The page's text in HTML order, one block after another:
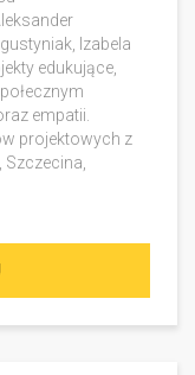
Izabela
edukujące,
empatii.
projektowych z